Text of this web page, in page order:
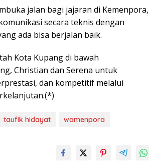
jalan bagi jajaran di Kemenpora,
secara teknis dengan
ada bisa berjalan baik.
Kota Kupang di bawah
Christian dan Serena untuk
dan kompetitif melalui
taufik hidayat wamenpora